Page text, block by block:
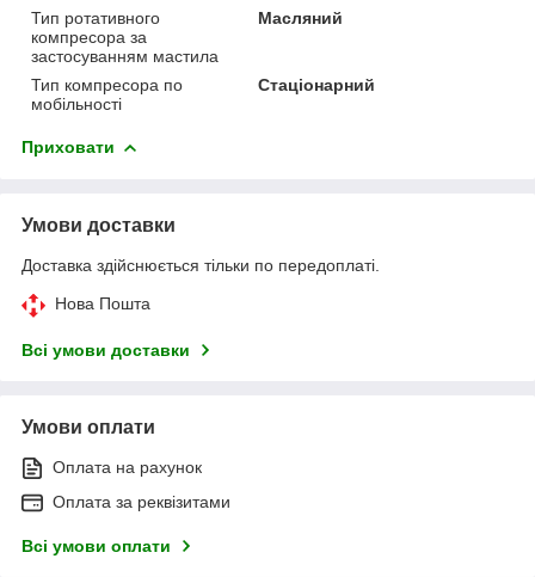
Тип ротативного
компресора за
застосуванням мастила
Масляний
Тип компресора по
мобільності
Стаціонарний
Приховати
Умови доставки
Доставка здійснюється тільки по передоплаті.
Нова Пошта
Всі умови доставки
Умови оплати
Оплата на рахунок
Оплата за реквізитами
Всі умови оплати